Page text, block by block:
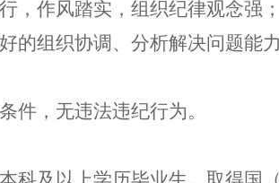
，作风踏实，组织纪律观念强；
的组织协调 、分析解决问题能力
件 ， 无违法违纪行为。